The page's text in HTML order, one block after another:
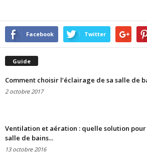
Facebook Twitter
Guide
Comment choisir l’éclairage de sa salle de
2 octobre 2017
Ventilation et aération : quelle solution pour
salle de bains...
13 octobre 2016